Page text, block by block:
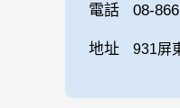
電話 08-
地址 931屏